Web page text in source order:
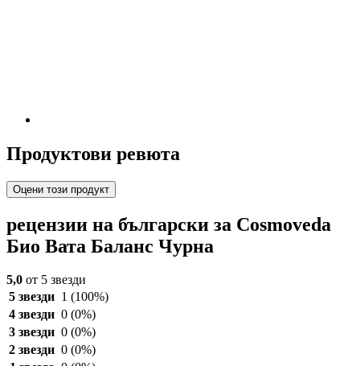
Продуктови ревюта
Оцени този продукт
рецензии на български за Cosmoveda
Био Вата Баланс Чурна
5,0 от 5 звезди
5 звезди 1 (100%)
4 звезди 0 (0%)
3 звезди 0 (0%)
2 звезди 0 (0%)